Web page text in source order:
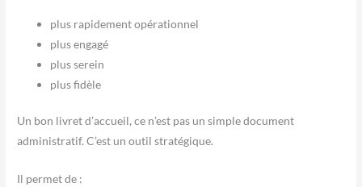
plus rapidement opérationnel
plus engagé
plus serein
plus fidèle
Un bon livret d’accueil, ce n’est pas un simple document
administratif.C’est un outil stratégique.
Il permet de :